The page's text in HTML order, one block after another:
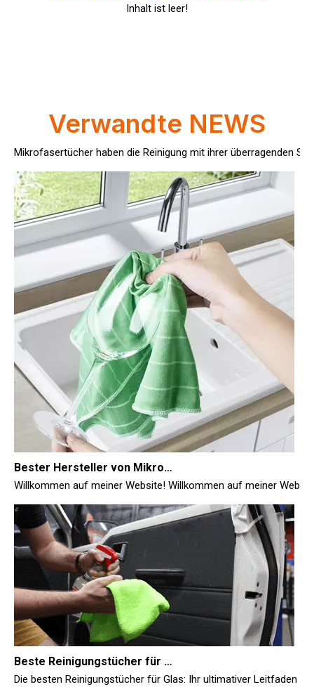
Inhalt ist leer!
Verwandte NEWS
Bester Hersteller von Mikrofaser-Reinigungstüchern
Willkommen auf meiner Website! Willkommen auf meiner
Beste Reinigungstücher für Glas
Die besten Reinigungstücher für Glas: Ihr ultimativer Leitfaden